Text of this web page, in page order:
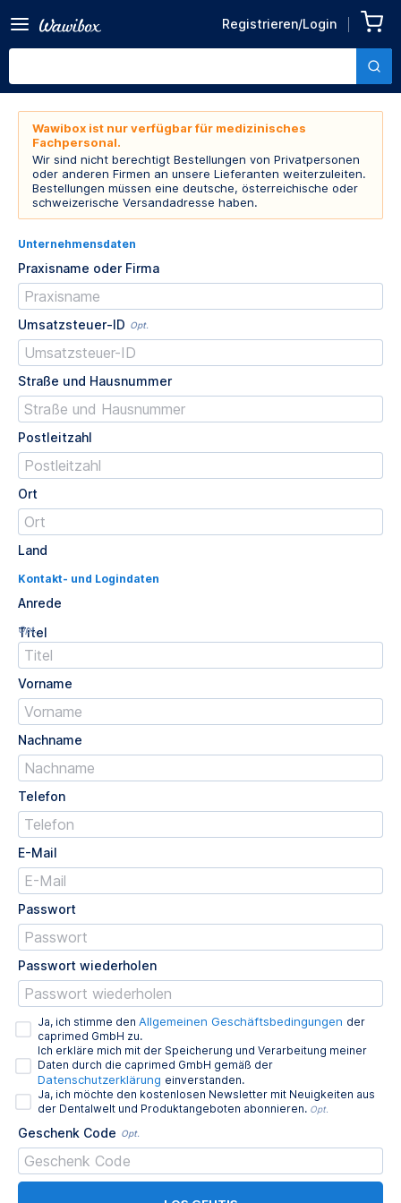
Registrieren/Login
Wawibox ist nur verfügbar für medizinisches
Fachpersonal.
Wir sind nicht berechtigt Bestellungen von Privatpersonen
oder anderen Firmen an unsere Lieferanten weiterzuleiten.
Bestellungen müssen eine deutsche, österreichische oder
schweizerische Versandadresse haben.
Unternehmensdaten
Praxisname oder Firma
Umsatzsteuer-ID Opt.
Straße und Hausnummer
Postleitzahl
Ort
Land
Kontakt- und Logindaten
Anrede
Titel
Opt.
Vorname
Nachname
Telefon
E-Mail
Passwort
Passwort wiederholen
Ja, ich stimme den Allgemeinen Geschäftsbedingungen der
caprimed GmbH zu.
Ich erkläre mich mit der Speicherung und Verarbeitung meiner
Daten durch die caprimed GmbH gemäß der
Datenschutzerklärung einverstanden.
Ja, ich möchte den kostenlosen Newsletter mit Neuigkeiten aus
der Dentalwelt und Produktangeboten abonnieren. Opt.
Geschenk Code Opt.